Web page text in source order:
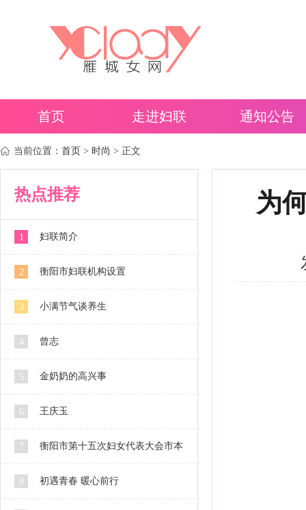
首页 走进妇联 通知公告
当前位置： 首页 > 时尚 > 正文
热点推荐
1 妇联简介
2 衡阳市妇联机构设置
3 小满节气谈养生
4 曾志
5 金奶奶的高兴事
6 王庆玉
7 衡阳市第十五次妇女代表大会市本
级代表人选公示
8 初遇青春 暖心前行
为